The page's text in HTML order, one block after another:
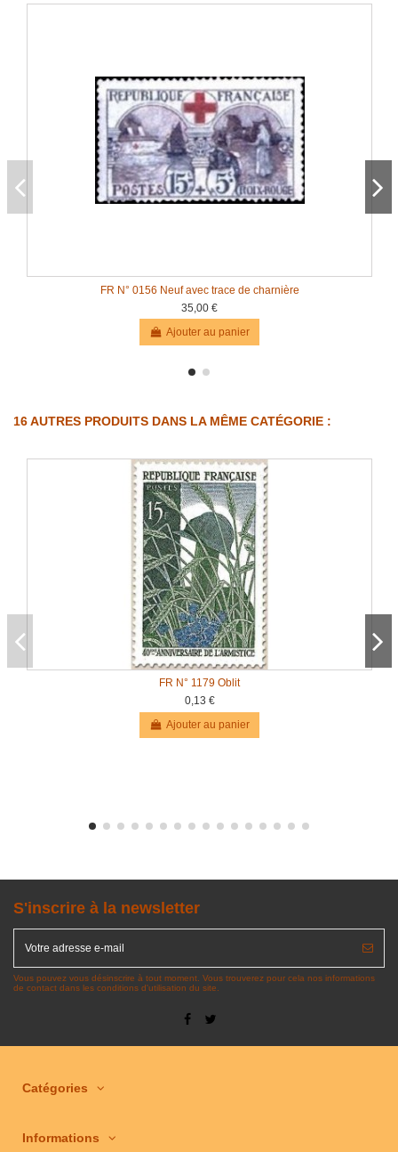
FR N° 0156 Neuf avec trace de charnière
35,00 €
Ajouter au panier
16 AUTRES PRODUITS DANS LA MÊME CATÉGORIE :
FR N° 1179 Oblit
0,13 €
Ajouter au panier
S'inscrire à la newsletter
Vous pouvez vous désinscrire à tout moment. Vous trouverez pour cela nos informations
de contact dans les conditions d'utilisation du site.
Catégories
Informations